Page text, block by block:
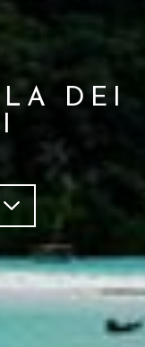
DEI